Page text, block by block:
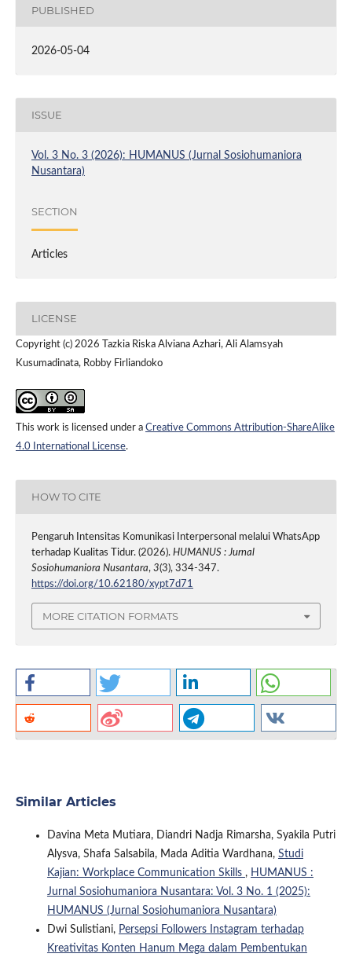
PUBLISHED
2026-05-04
ISSUE
Vol. 3 No. 3 (2026): HUMANUS (Jurnal Sosiohumaniora
Nusantara)
SECTION
Articles
LICENSE
Copyright (c) 2026 Tazkia Riska Alviana Azhari, Ali Alamsyah
Kusumadinata, Robby Firliandoko
This work is licensed under a Creative Commons Attribution-ShareAlike
4.0 International License.
HOW TO CITE
Pengaruh Intensitas Komunikasi Interpersonal melalui WhatsApp
terhadap Kualitas Tidur. (2026). HUMANUS : Jurnal
Sosiohumaniora Nusantara, 3(3), 334-347.
https://doi.org/10.62180/xypt7d71
MORE CITATION FORMATS
Similar Articles
Davina Meta Mutiara, Diandri Nadja Rimarsha, Syakila Putri
Alysva, Shafa Salsabila, Mada Aditia Wardhana, Studi
Kajian: Workplace Communication Skills , HUMANUS :
Jurnal Sosiohumaniora Nusantara: Vol. 3 No. 1 (2025):
HUMANUS (Jurnal Sosiohumaniora Nusantara)
Dwi Sulistiani, Persepsi Followers Instagram terhadap
Kreativitas Konten Hanum Mega dalam Pembentukan